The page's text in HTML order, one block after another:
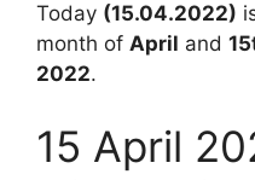
Today (15.04.2022)
month of April and
2022.
15 April